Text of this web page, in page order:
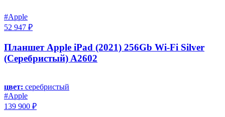
#Apple
52 947 ₽
Планшет Apple iPad (2021) 256Gb Wi-Fi Silver
(Серебристый) A2602
цвет: серебристый
#Apple
139 900 ₽